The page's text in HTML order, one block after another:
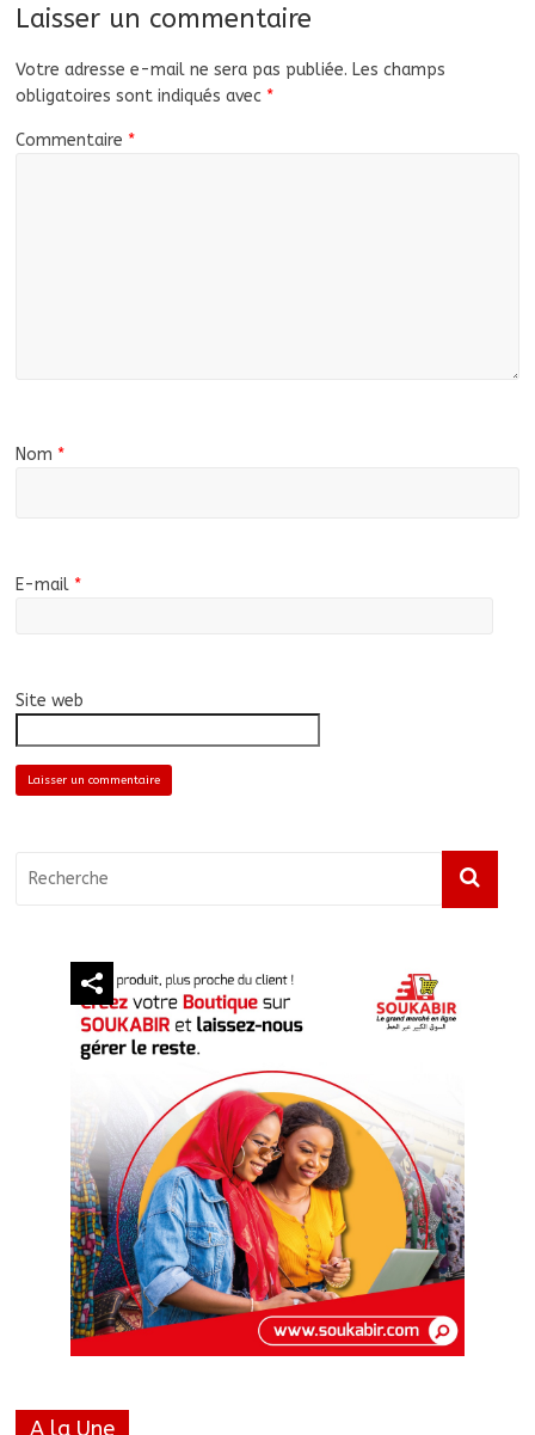
Laisser un commentaire
Votre adresse e-mail ne sera pas publiée. Les champs
obligatoires sont indiqués avec *
Commentaire *
Nom *
E-mail *
Site web
A la Une